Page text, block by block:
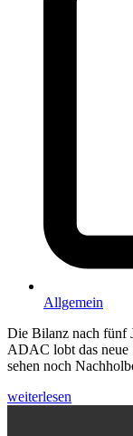
Allgemein
Die Bilanz nach fünf
ADAC lobt das neue
sehen noch
weiterlesen